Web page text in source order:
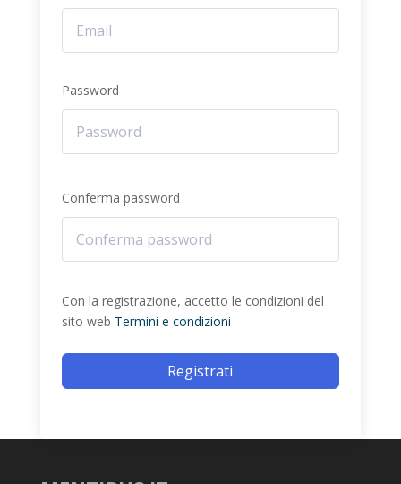
Password
Conferma password
Con la registrazione, accetto le condizioni del
sito web Termini e condizioni
Registrati